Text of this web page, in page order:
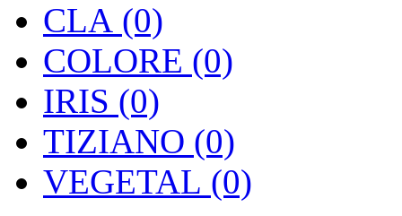
CLA (0)
COLORE (0)
IRIS (0)
TIZIANO (0)
VEGETAL (0)